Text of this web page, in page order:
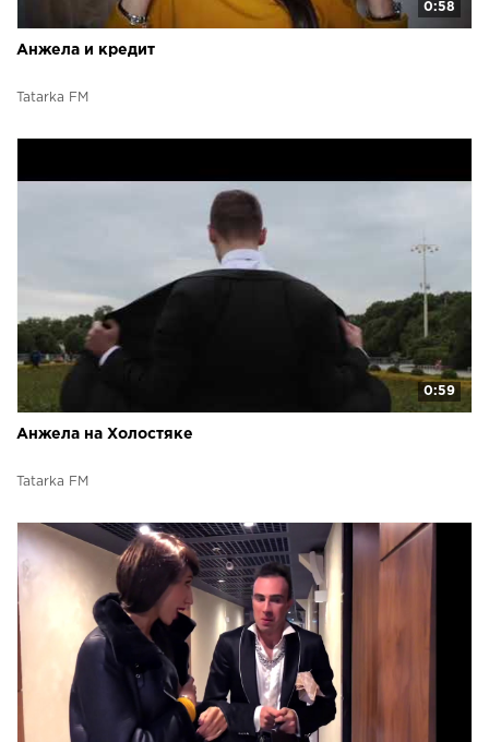
0:58
Анжела и кредит
Tatarka FM
0:59
Анжела на Холостяке
Tatarka FM